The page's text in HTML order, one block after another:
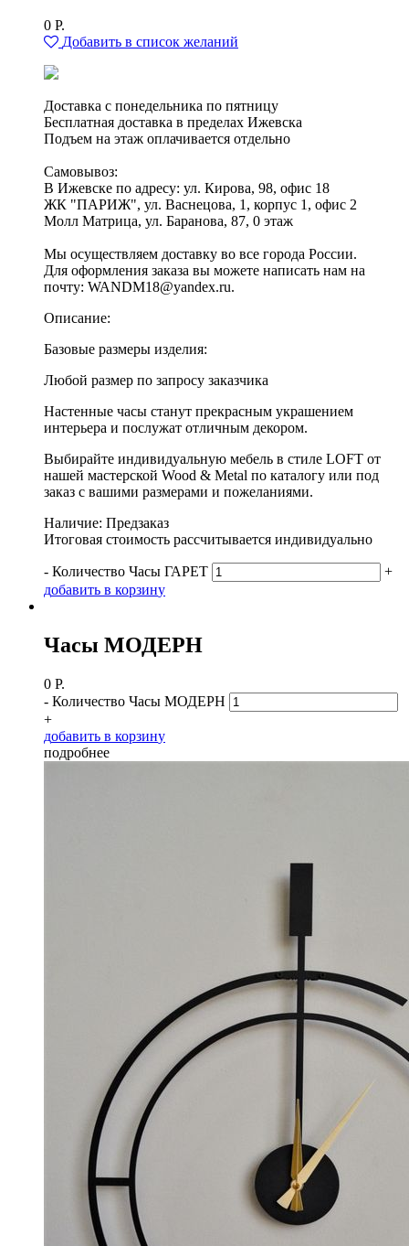
0 Р.
Добавить в список желаний
Доставка с понедельника по пятницу
Бесплатная доставка в пределах Ижевска
Подъем на этаж оплачивается отдельно
Самовывоз:
В Ижевске по адресу: ул. Кирова, 98, офис 18
ЖК "ПАРИЖ", ул. Васнецова, 1, корпус 1, офис 2
Молл Матрица, ул. Баранова, 87, 0 этаж
Мы осуществляем доставку во все города России.
Для оформления заказа вы можете написать нам на
почту: WANDM18@yandex.ru.
Описание:
Базовые размеры изделия:
Любой размер по запросу заказчика
Настенные часы станут прекрасным украшением
интерьера и послужат отличным декором.
Выбирайте индивидуальную мебель в стиле LOFT от
нашей мастерской Wood & Metal по каталогу или под
заказ с вашими размерами и пожеланиями.
Наличие: Предзаказ
Итоговая стоимость рассчитывается индивидуально
- Количество Часы ГАРЕТ
+
добавить в корзину
Часы МОДЕРН
0 Р.
- Количество Часы МОДЕРН
+
добавить в корзину
подробнее